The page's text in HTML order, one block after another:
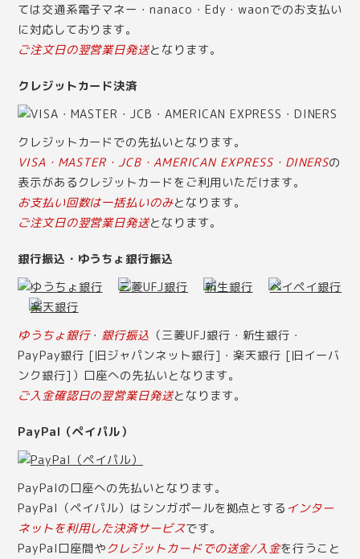
ては交通系電子マネー・nanaco・Edy・waonでのお支払い
に対応しております。
ご注文日の翌営業日発送となります。
クレジットカード決済
クレジットカードでの先払いとなります。
VISA・MASTER・JCB・AMERICAN EXPRESS・DINERSの
表示があるクレジットカードをご利用いただけます。
お支払い回数は一括払いのみとなります。
ご注文日の翌営業日発送となります。
銀行振込・ゆうちょ銀行振込
ゆうちょ銀行・ 銀行振込 （三菱UFJ銀行・新生銀行・
PayPay銀行 [旧ジャパンネット銀行]・楽天銀行 [旧イーバ
ンク銀行]）口座への先払いとなります。
ご入金確認日の翌営業日発送となります。
PayPal（ペイパル）
PayPalの口座への先払いとなります。
PayPal（ペイパル）はシンガポールを拠点とする インター
ネットを利用した決済サービスです。
PayPal口座間やクレジットカードでの送金/入金を行うこと